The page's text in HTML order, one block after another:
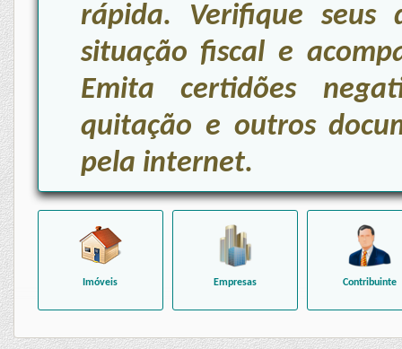
rápida. Verifique seus
situação fiscal e
Emita certidões
quitação e outros
pela internet.
Imóveis Empresas Contribuinte